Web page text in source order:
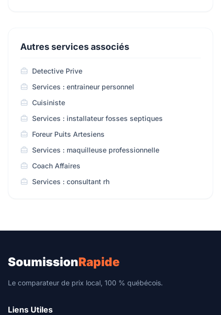
Autres services associés
Detective Prive
Services : entraineur personnel
Cuisiniste
Services : installateur fosses septiques
Foreur Puits Artesiens
Services : maquilleuse professionnelle
Coach Affaires
Services : consultant rh
SoumissionRapide
Le comparateur de prix local, 100 % québécois.
Liens Utiles